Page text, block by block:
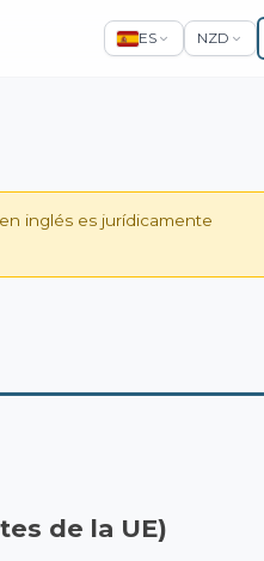
ES NZD
inglés es jurídicamente
de la UE)